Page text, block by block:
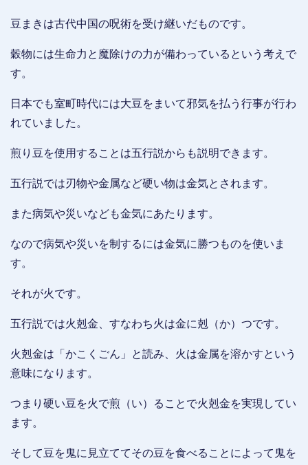
豆まきは古代中国の呪術を受け継いだものです。
穀物には生命力と魔除けの力が備わっているという考えで
す。
日本でも室町時代には大豆をまいて邪気を払う行事が行わ
れていました。
煎り豆を使用することは五行説からも説明できます。
五行説では刃物や金属など硬い物は金気とされます。
また病気や災いなども金気にあたります。
なので病気や災いを制するには金気に勝つものを使いま
す。
それが火です。
五行説では火剋金、すなわち火は金に剋（か）つです。
火剋金は「かこくごん」と読み、火は金属を溶かすという
意味になります。
つまり硬い豆を火で煎（い）ることで火剋金を実現してい
ます。
そして豆を鬼に見立ててその豆を食べることによって鬼を